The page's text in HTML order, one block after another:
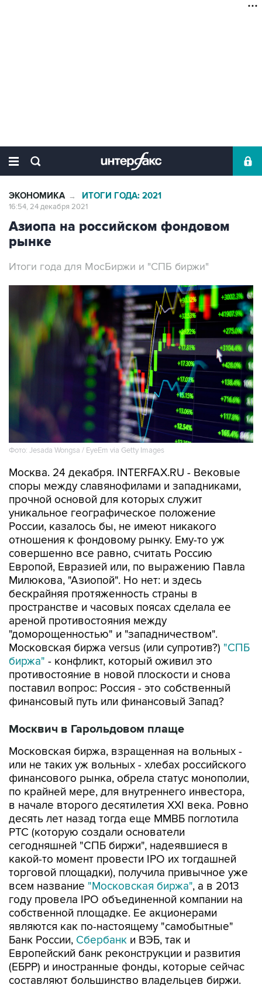
ЭКОНОМИКА → ИТОГИ ГОДА: 2021
16:54, 24 декабря 2021
Азиопа на российском фондовом
рынке
Итоги года для МосБиржи и "СПБ биржи"
Фото: Jesada Wongsa / EyeEm via Getty Images
Москва. 24 декабря. INTERFAX.RU - Вековые
споры между славянофилами и западниками,
прочной основой для которых служит
уникальное географическое положение
России, казалось бы, не имеют никакого
отношения к фондовому рынку. Ему-то уж
совершенно все равно, считать Россию
Европой, Евразией или, по выражению Павла
Милюкова, "Азиопой". Но нет: и здесь
бескрайняя протяженность страны в
пространстве и часовых поясах сделала ее
ареной противостояния между
"доморощенностью" и "западничеством".
Московская биржа versus (или супротив?) "СПБ
биржа" - конфликт, который оживил это
противостояние в новой плоскости и снова
поставил вопрос: Россия - это собственный
финансовый путь или финансовый Запад?
Москвич в Гарольдовом плаще
Московская биржа, взращенная на вольных -
или не таких уж вольных - хлебах российского
финансового рынка, обрела статус монополии,
по крайней мере, для внутреннего инвестора,
в начале второго десятилетия XXI века. Ровно
десять лет назад тогда еще ММВБ поглотила
РТС (которую создали основатели
сегодняшней "СПБ биржи", надеявшиеся в
какой-то момент провести IPO их тогдашней
торговой площадки), получила привычное уже
всем название "Московская биржа", а в 2013
году провела IPO объединенной компании на
собственной площадке. Ее акционерами
являются как по-настоящему "самобытные"
Банк России, Сбербанк и ВЭБ, так и
Европейский банк реконструкции и развития
(ЕБРР) и иностранные фонды, которые сейчас
составляют большинство владельцев биржи.